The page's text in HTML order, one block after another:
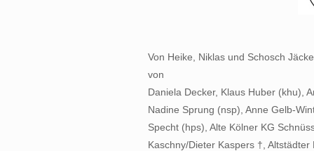
Von Heike, Niklas und Schosch
von
Daniela Decker, Klaus Huber (khu),
Nadine Sprung (nsp), Anne Gelb-
Specht (hps), Alte Kölner KG
Kaschny/Dieter Kaspers †,